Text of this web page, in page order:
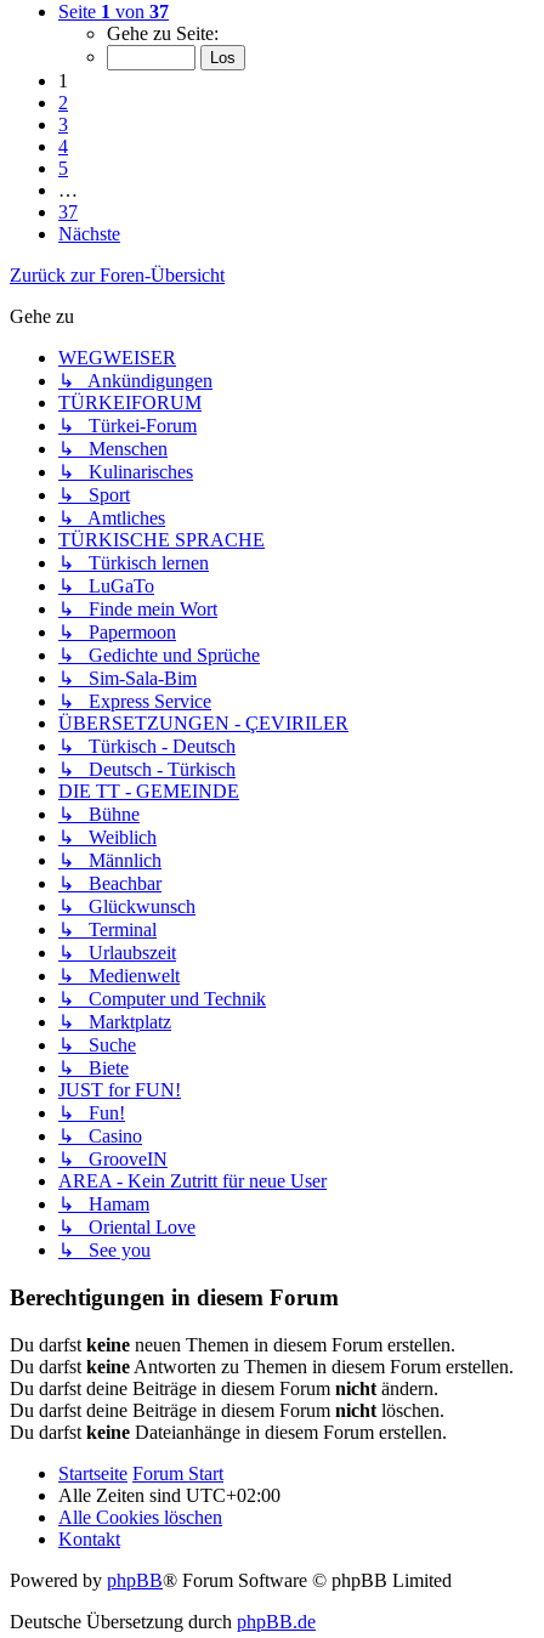
Seite 1 von 37
Gehe zu Seite:
1
2
3
4
5
…
37
Nächste
Zurück zur Foren-Übersicht
Gehe zu
WEGWEISER
↳ Ankündigungen
TÜRKEIFORUM
↳ Türkei-Forum
↳ Menschen
↳ Kulinarisches
↳ Sport
↳ Amtliches
TÜRKISCHE SPRACHE
↳ Türkisch lernen
↳ LuGaTo
↳ Finde mein Wort
↳ Papermoon
↳ Gedichte und Sprüche
↳ Sim-Sala-Bim
↳ Express Service
ÜBERSETZUNGEN - ÇEVIRILER
↳ Türkisch - Deutsch
↳ Deutsch - Türkisch
DIE TT - GEMEINDE
↳ Bühne
↳ Weiblich
↳ Männlich
↳ Beachbar
↳ Glückwunsch
↳ Terminal
↳ Urlaubszeit
↳ Medienwelt
↳ Computer und Technik
↳ Marktplatz
↳ Suche
↳ Biete
JUST for FUN!
↳ Fun!
↳ Casino
↳ GrooveIN
AREA - Kein Zutritt für neue User
↳ Hamam
↳ Oriental Love
↳ See you
Berechtigungen in diesem Forum
Du darfst keine neuen Themen in diesem Forum erstellen.
Du darfst keine Antworten zu Themen in diesem Forum erstellen.
Du darfst deine Beiträge in diesem Forum nicht ändern.
Du darfst deine Beiträge in diesem Forum nicht löschen.
Du darfst keine Dateianhänge in diesem Forum erstellen.
Startseite Forum Start
Alle Zeiten sind UTC+02:00
Alle Cookies löschen
Kontakt
Powered by phpBB® Forum Software © phpBB Limited
Deutsche Übersetzung durch phpBB.de